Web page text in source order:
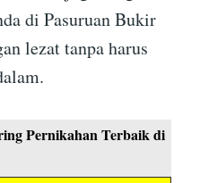
di Pasuruan Bukir
lezat tanpa harus
Pernikahan Terbaik di